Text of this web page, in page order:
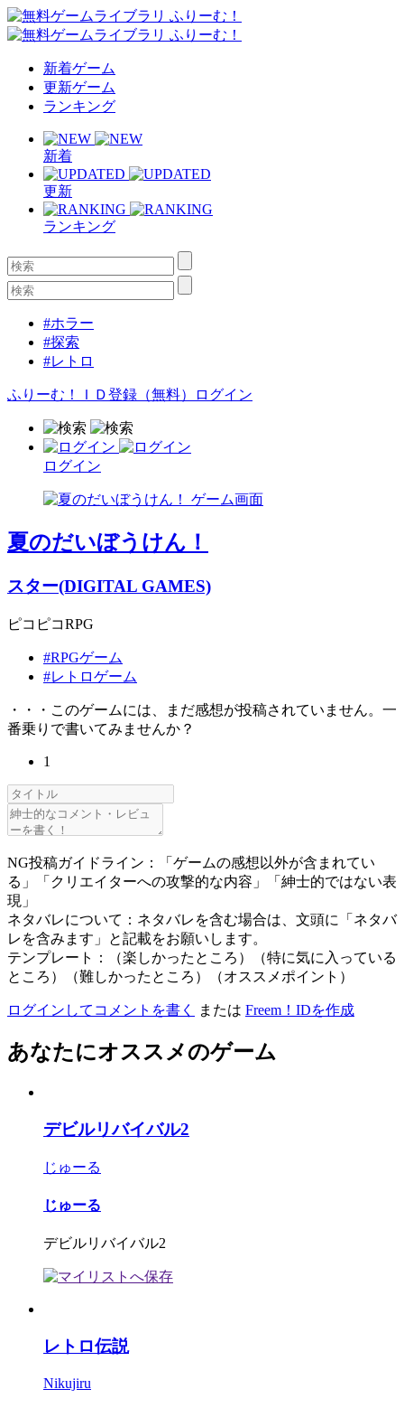
新着ゲーム
更新ゲーム
ランキング
新着
更新
ランキング
#ホラー
#探索
#レトロ
ふりーむ！ＩＤ登録（無料） ログイン
ログイン
夏のだいぼうけん！
スター(DIGITAL GAMES)
ピコピコRPG
#RPGゲーム
#レトロゲーム
・・・このゲームには、まだ感想が投稿されていません。一
番乗りで書いてみませんか？
1
NG投稿ガイドライン：「ゲームの感想以外が含まれてい
る」「クリエイターへの攻撃的な内容」「紳士的ではない表
現」
ネタバレについて：ネタバレを含む場合は、文頭に「ネタバ
レを含みます」と記載をお願いします。
テンプレート：（楽しかったところ）（特に気に入っている
ところ）（難しかったところ）（オススメポイント）
ログインしてコメントを書く または Freem！IDを作成
あなたにオススメのゲーム
デビルリバイバル2
じゅーる
じゅーる
デビルリバイバル2
レトロ伝説
Nikujiru